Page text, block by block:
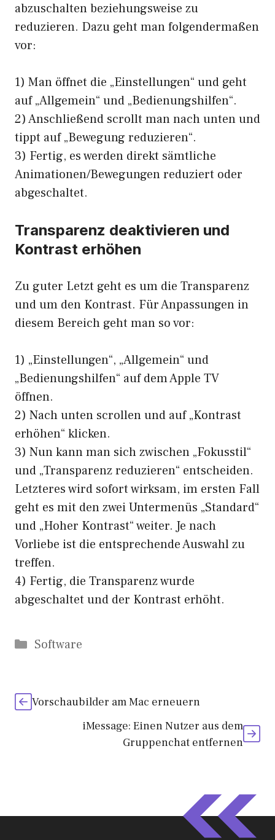
abzuschalten beziehungsweise zu
reduzieren. Dazu geht man folgendermaßen
vor:
1) Man öffnet die „Einstellungen“ und geht
auf „Allgemein“ und „Bedienungshilfen“.
2) Anschließend scrollt man nach unten und
tippt auf „Bewegung reduzieren“.
3) Fertig, es werden direkt sämtliche
Animationen/Bewegungen reduziert oder
abgeschaltet.
Transparenz deaktivieren und
Kontrast erhöhen
Zu guter Letzt geht es um die Transparenz
und um den Kontrast. Für Anpassungen in
diesem Bereich geht man so vor:
1) „Einstellungen“, „Allgemein“ und
„Bedienungshilfen“ auf dem Apple TV
öffnen.
2) Nach unten scrollen und auf „Kontrast
erhöhen“ klicken.
3) Nun kann man sich zwischen „Fokusstil“
und „Transparenz reduzieren“ entscheiden.
Letzteres wird sofort wirksam, im ersten Fall
geht es mit den zwei Untermenüs „Standard“
und „Hoher Kontrast“ weiter. Je nach
Vorliebe ist die entsprechende Auswahl zu
treffen.
4) Fertig, die Transparenz wurde
abgeschaltet und der Kontrast erhöht.
Kategorien
Software
Vorschaubilder am Mac erneuern
iMessage: Einen Nutzer aus dem
Gruppenchat entfernen